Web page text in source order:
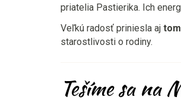
priatelia Pastierika. Ich
Veľkú radosť priniesla aj
starostlivosti o rodiny.
Tešíme sa